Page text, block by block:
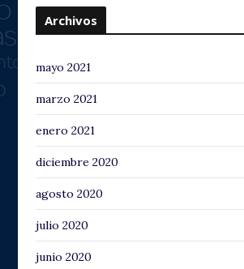
Archivos
mayo 2021
marzo 2021
enero 2021
diciembre 2020
agosto 2020
julio 2020
junio 2020